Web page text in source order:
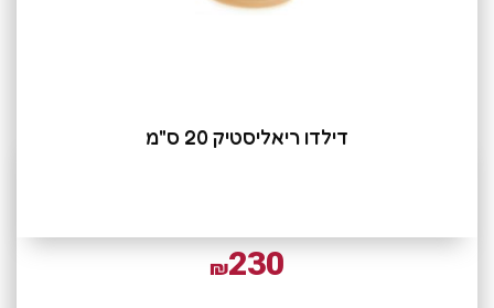
דילדו ריאליסטיק 20 ס"מ
₪230